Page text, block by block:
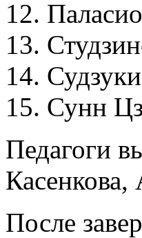
12.
13.
14.
15. Сунн
Педагоги
После